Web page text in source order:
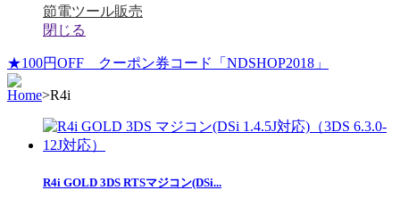
節電ツール販売
閉じる
★100円OFF クーポン券コード「NDSHOP2018」
Home>R4i
R4i GOLD 3DS RTSマジコン(DSi...